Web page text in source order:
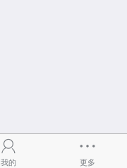
我的 更多